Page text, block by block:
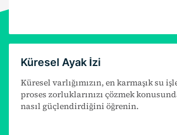
Küresel Ayak İzi
Küresel varlığımızın, en karmaşık su
proses zorluklarınızı çözmek
nasıl güçlendirdiğini öğrenin.